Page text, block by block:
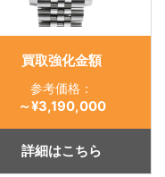
買取強化金額
参考価格：
～¥3,190,000
詳細はこちら